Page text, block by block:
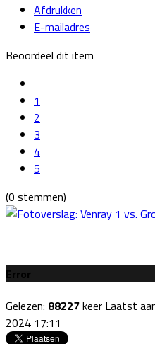
Afdrukken
E-mailadres
Beoordeel dit item
1
2
3
4
5
(0 stemmen)
Error
Gelezen: 88227keer Laatst
2024 17:11